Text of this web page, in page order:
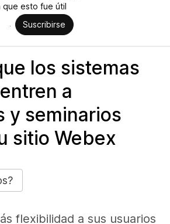
que esto fue útil
Suscribirse
los sistemas
a
y seminarios
sitio Webex
flexibilidad a sus usuarios